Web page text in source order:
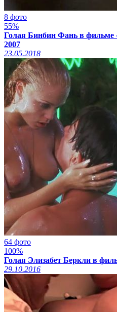
8 фото
55%
Голая Бинбин Фань в фильме
2007
23.05.2018
64 фото
100%
Голая Элизабет Беркли в
29.10.2016